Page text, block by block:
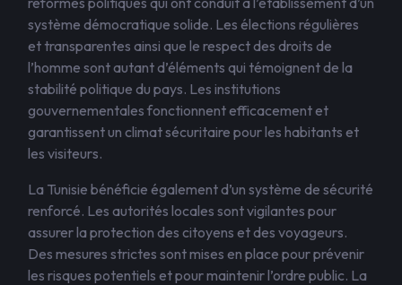
système démocratique solide. Les élections régulières
et transparentes ainsi que le respect des droits de
l’homme sont autant d’éléments qui témoignent de la
stabilité politique du pays. Les institutions
gouvernementales fonctionnent efficacement et
garantissent un climat sécuritaire pour les habitants et
les visiteurs.
La Tunisie bénéficie également d’un système de sécurité
renforcé. Les autorités locales sont vigilantes pour
assurer la protection des citoyens et des voyageurs.
Des mesures strictes sont mises en place pour prévenir
les risques potentiels et pour maintenir l’ordre public. La